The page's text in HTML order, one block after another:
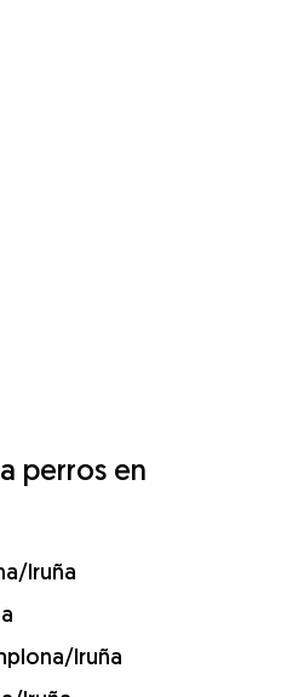
perros en
Iruña
Iruña